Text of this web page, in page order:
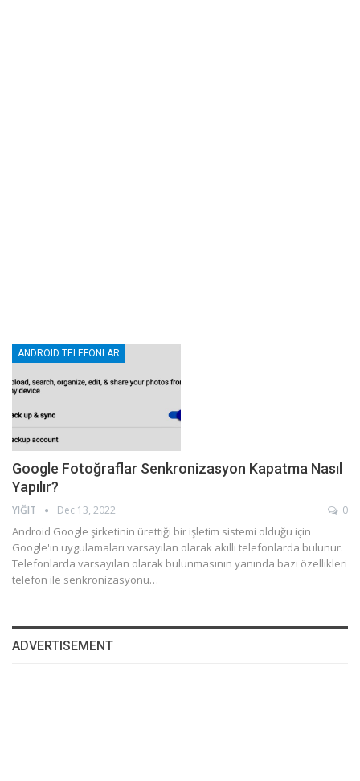
ANDROID TELEFONLAR
Google Fotoğraflar Senkronizasyon Kapatma Nasıl
Yapılır?
YIĞIT Dec 13, 2022 0
Android Google şirketinin ürettiği bir işletim sistemi olduğu için
Google'ın uygulamaları varsayılan olarak akıllı telefonlarda bulunur.
Telefonlarda varsayılan olarak bulunmasının yanında bazı özellikleri
telefon ile senkronizasyonu…
ADVERTISEMENT